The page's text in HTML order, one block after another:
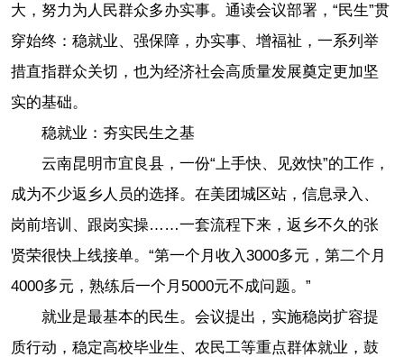
大，努力为人民群众多办实事。通读会议部署，“民生”贯
穿始终：稳就业、强保障，办实事、增福祉，一系列举
措直指群众关切，也为经济社会高质量发展奠定更加坚
实的基础。
稳就业：夯实民生之基
云南昆明市宜良县，一份“上手快、见效快”的工作，
成为不少返乡人员的选择。在美团城区站，信息录入、
岗前培训、跟岗实操……一套流程下来，返乡不久的张
贤荣很快上线接单。“第一个月收入3000多元，第二个月
4000多元，熟练后一个月5000元不成问题。”
就业是最基本的民生。会议提出，实施稳岗扩容提
质行动，稳定高校毕业生、农民工等重点群体就业，鼓